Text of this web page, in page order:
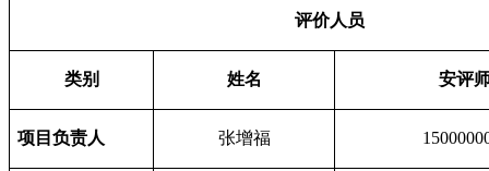
评价人员
类别 姓名 安评
项目负责人 张增福